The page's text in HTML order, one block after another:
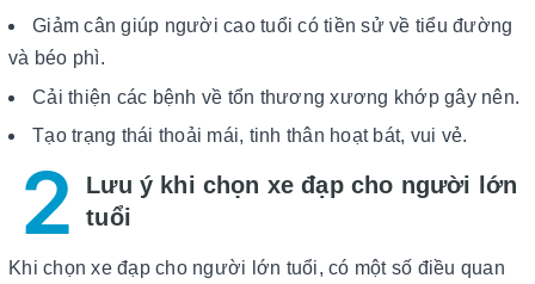
Giảm cân giúp người cao tuổi có tiền sử về tiểu đường
và béo phì.
Cải thiện các bệnh về tổn thương xương khớp gây nên.
Tạo trạng thái thoải mái, tinh thân hoạt bát, vui vẻ.
2
Lưu ý khi chọn xe đạp cho người lớn
tuổi
Khi chọn xe đạp cho người lớn tuổi, có một số điều quan